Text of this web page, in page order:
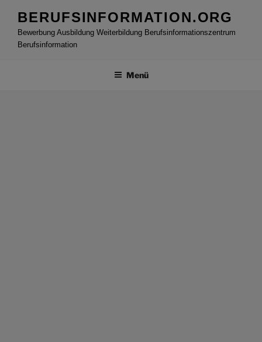
Inhalt
springen
BERUFSINFORMATION.ORG
Bewerbung Ausbildung Weiterbildung Berufsinformationszentrum
Berufsinformation
Menü